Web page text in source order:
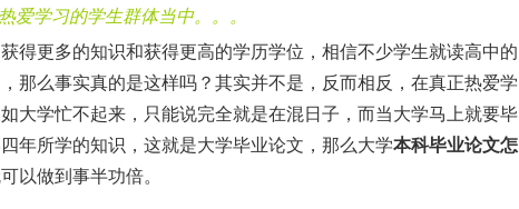
爱学习的学生群体当中。。。
得更多的知识和获得更高的学历学位，相信不少学生就读高中的
那么事实真的是这样吗？其实并不是，反而相反，在真正热爱学
大学忙不起来，只能说完全就是在混日子，而当大学马上就要毕
年所学的知识，这就是大学毕业论文，那么大学本科毕业论文怎
以做到事半功倍。